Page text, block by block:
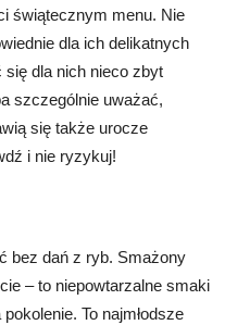
świątecznym menu. Nie
dla ich delikatnych
dla nich nieco zbyt
szczególnie uważać,
się także urocze
i nie ryzykuj!
bez dań z ryb. Smażony
– to niepowtarzalne smaki
To najmłodsze